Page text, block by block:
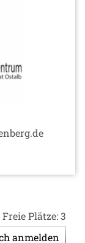
Freie Plätze: 3
anmelden